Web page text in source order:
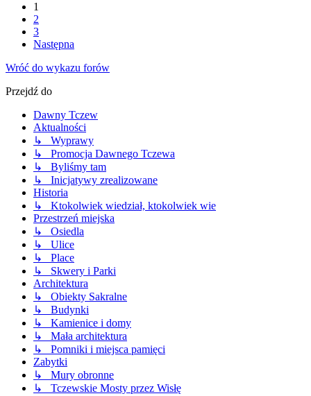
1
2
3
Następna
Wróć do wykazu forów
Przejdź do
Dawny Tczew
Aktualności
↳ Wyprawy
↳ Promocja Dawnego Tczewa
↳ Byliśmy tam
↳ Inicjatywy zrealizowane
Historia
↳ Ktokolwiek wiedział, ktokolwiek wie
Przestrzeń miejska
↳ Osiedla
↳ Ulice
↳ Place
↳ Skwery i Parki
Architektura
↳ Obiekty Sakralne
↳ Budynki
↳ Kamienice i domy
↳ Mała architektura
↳ Pomniki i miejsca pamięci
Zabytki
↳ Mury obronne
↳ Tczewskie Mosty przez Wisłę